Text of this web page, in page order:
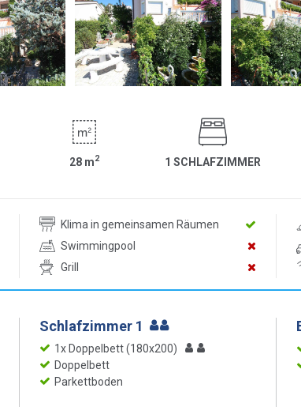
28 m2 1 SCHLAFZIMMER
Klima in gemeinsamen Räumen
Swimmingpool
Grill
Schlafzimmer 1
1x Doppelbett (180x200)
Doppelbett
Parkettboden